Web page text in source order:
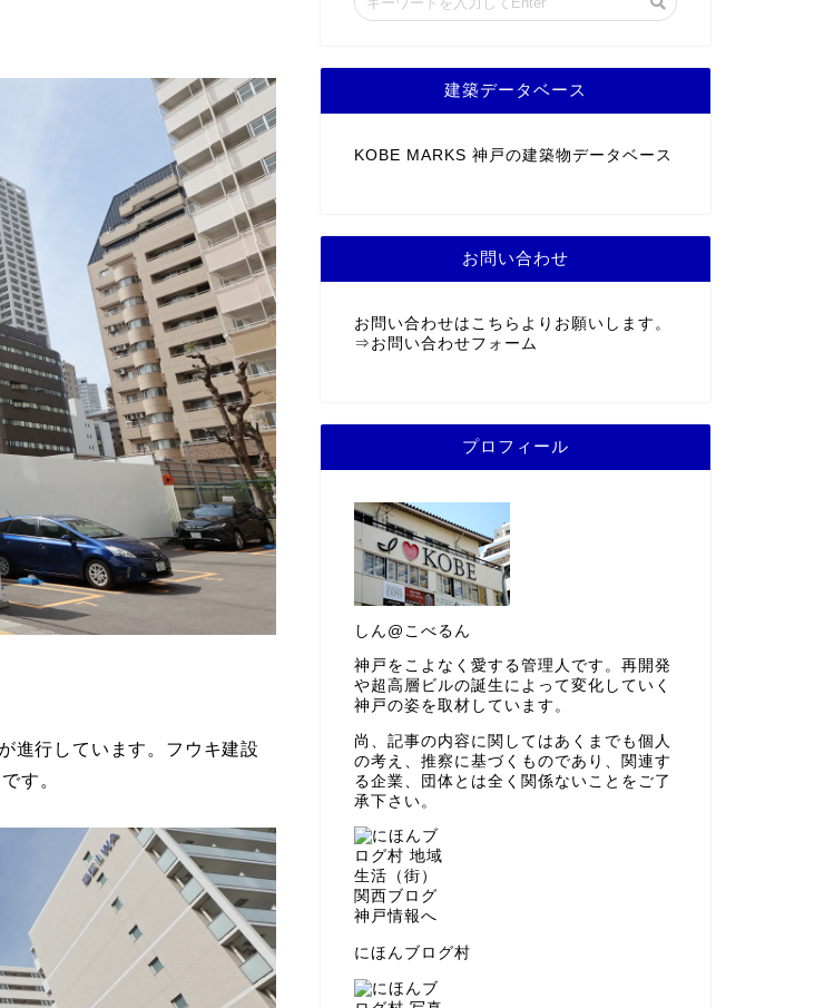
進行しています。フウキ建設
す。
建築データベース
KOBE MARKS 神戸の建築物データベース
お問い合わせ
お問い合わせはこちらよりお願いします。
⇒ お問い合わせフォーム
プロフィール
しん@こべるん
神戸をこよなく愛する管理人です。再開発
や超高層ビルの誕生によって変化していく
神戸の姿を取材しています。
尚、記事の内容に関してはあくまでも個人
の考え、推察に基づくものであり、関連す
る企業、団体とは全く関係ないことをご了
承下さい。
にほんブログ村